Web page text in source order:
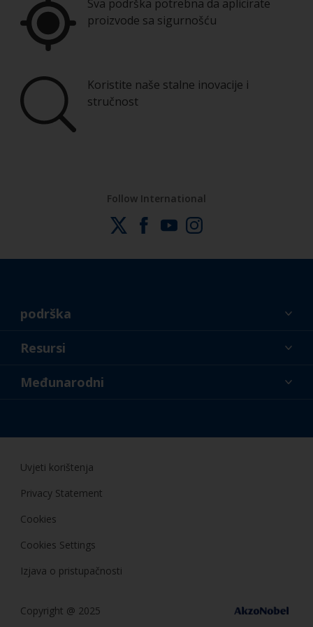
Sva podrška potrebna da aplicirate
proizvode sa sigurnošću
Koristite naše stalne inovacije i
stručnost
Follow International
podrška
O nama
Resursi
Novosti
Međunarodni
Uvjeti korištenja
Privacy Statement
Cookies
Cookies Settings
Izjava o pristupačnosti
Copyright @ 2025